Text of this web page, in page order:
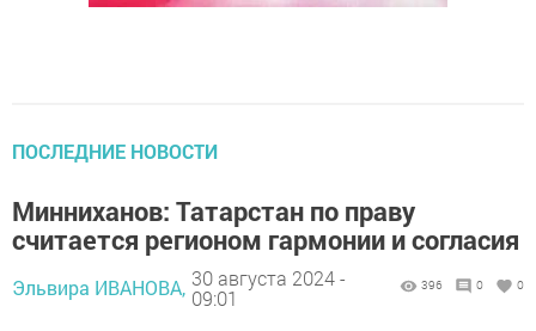
ПОСЛЕДНИЕ НОВОСТИ
Минниханов: Татарстан по праву
считается регионом гармонии и согласия
Эльвира ИВАНОВА, 30 августа 2024 -
09:01
396 0 0